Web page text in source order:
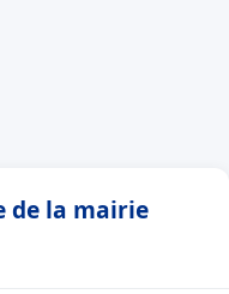
de la mairie